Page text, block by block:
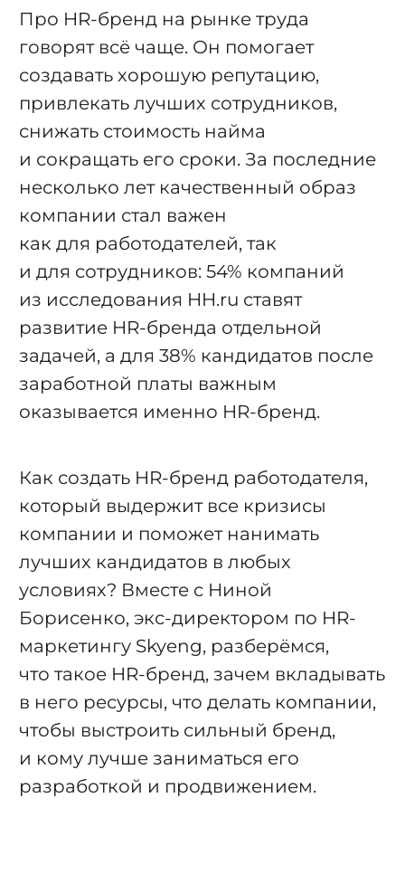
Про HR-бренд на рынке труда
говорят всё чаще. Он помогает
создавать хорошую репутацию,
привлекать лучших сотрудников,
снижать стоимость найма
и сокращать его сроки. За последние
несколько лет качественный образ
компании стал важен
как для работодателей, так
и для сотрудников: 54% компаний
из исследования HH.ru ставят
развитие HR-бренда отдельной
задачей, а для 38% кандидатов после
заработной платы важным
оказывается именно HR-бренд.
Как создать HR-бренд работодателя,
который выдержит все кризисы
компании и поможет нанимать
лучших кандидатов в любых
условиях? Вместе с Ниной
Борисенко, экс-директором по HR-
маркетингу Skyeng, разберёмся,
что такое HR-бренд, зачем вкладывать
в него ресурсы, что делать компании,
чтобы выстроить сильный бренд,
и кому лучше заниматься его
разработкой и продвижением.